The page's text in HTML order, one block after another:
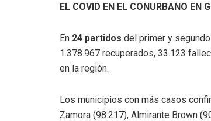
EL COVID EN EL CONURBANO EN
En 24 partidos del primer y
1.378.967 recuperados, 33.123
en la región.
Los municipios con más casos
Zamora (98.217), Almirante Brown